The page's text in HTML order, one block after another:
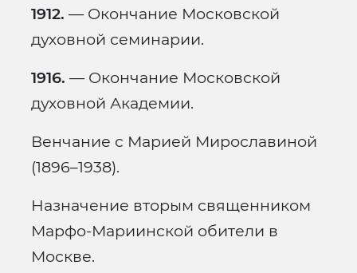
1912. — Окончание Московской
духовной семинарии.
1916. — Окончание Московской
духовной Академии.
Венчание с Марией Мирославиной
(1896–1938).
Назначение вторым священником
Марфо-Мариинской обители в
Москве.